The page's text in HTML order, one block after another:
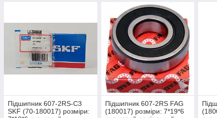
Підшипник 607-2RS-C3
SKF (70-180017) розміри:
Підшипник 607-2RS FAG
(180017) розміри: 7*19*6